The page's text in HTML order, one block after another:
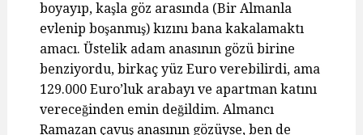
boyayıp, kaşla göz arasında (Bir Almanla
evlenip boşanmış) kızını bana kakalamaktı
amacı. Üstelik adam anasının gözü birine
benziyordu, birkaç yüz Euro verebilirdi, ama
129.000 Euro’luk arabayı ve apartman katını
vereceğinden emin değildim. Almancı
Ramazan çavuş anasının gözüyse, ben de